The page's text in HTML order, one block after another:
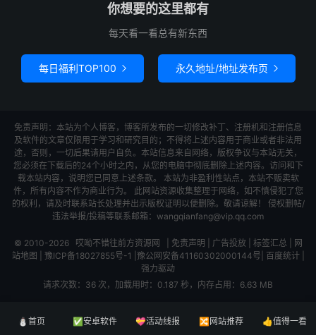
你想要的这里都有
每天看一看总有新东西
每日福利TOP100  永久地址/地址发布页 
免责声明：本站为个人博客，博客所发布的一切修改补丁、注册机和注册信息
及软件的文章仅限用于学习和研究目的；不得将上述内容用于商业或者非法用
途，否则，一切后果请用户自负。本站信息来自网络，版权争议与本站无关，
您必须在下载后的24个小时之内，从您的电脑中彻底删除上述内容。访问和下
载本站内容，说明您已同意上述条款。 本站为非盈利性站点，本站不贩卖软
件，所有内容不作为商业行为。 此网站资源收集整理于网络，如不慎侵犯了您
的权利，请及时联系站长处理并出示版权证明以便删除。敬请谅解！ 侵权删帖/
违法举报/投稿等联系邮箱：wangqianfang@vip.qq.com
© 2010-2026 哎呦不错往前方资源网 免责声明 广告投放| 标签汇总
网
站地图
豫ICP备18027855号-1 豫公网安备41160302000144号 百度统计|
强力驱动
请求次数：36 次，加载用时：0.187 秒，内存占用：6.63 MB
⛄首页 ✅安卓软件 💝活动线报 🔀网站推荐 👍值得一看